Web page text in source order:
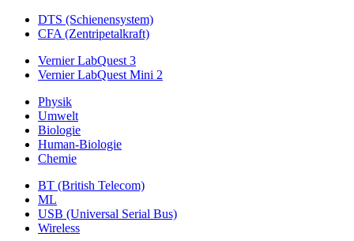
DTS (Schienensystem)
CFA (Zentripetalkraft)
Vernier LabQuest 3
Vernier LabQuest Mini 2
Physik
Umwelt
Biologie
Human-Biologie
Chemie
BT (British Telecom)
ML
USB (Universal Serial Bus)
Wireless